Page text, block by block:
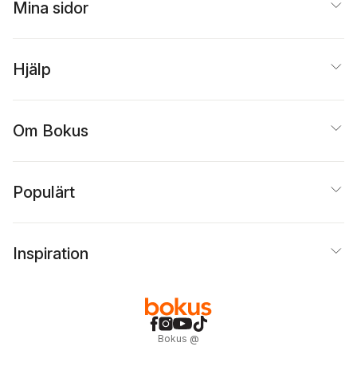
Mina sidor
Hjälp
Om Bokus
Populärt
Inspiration
Bokus @